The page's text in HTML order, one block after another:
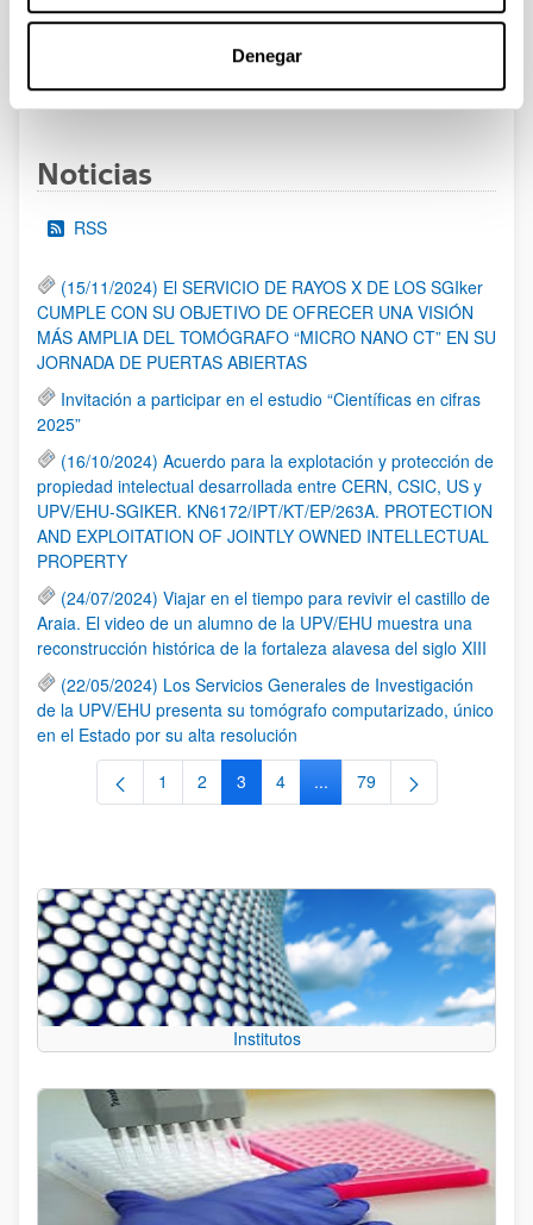
Denegar
al 30/07/2026 (ambos incluídos)
Página
1 Página
2 Página
3 ...Páginas intermedias Use TAB
Página
95
Noticias
RSS
(15/11/2024) El SERVICIO DE RAYOS X DE LOS SGIker
CUMPLE CON SU OBJETIVO DE OFRECER UNA VISIÓN
MÁS AMPLIA DEL TOMÓGRAFO “MICRO NANO CT” EN SU
JORNADA DE PUERTAS ABIERTAS
Invitación a participar en el estudio “Científicas en cifras
2025”
(16/10/2024) Acuerdo para la explotación y protección de
propiedad intelectual desarrollada entre CERN, CSIC, US y
UPV/EHU-SGIKER. KN6172/IPT/KT/EP/263A. PROTECTION
AND EXPLOITATION OF JOINTLY OWNED INTELLECTUAL
PROPERTY
(24/07/2024) Viajar en el tiempo para revivir el castillo de
Araia. El video de un alumno de la UPV/EHU muestra una
reconstrucción histórica de la fortaleza alavesa del siglo XIII
(22/05/2024) Los Servicios Generales de Investigación
de la UPV/EHU presenta su tomógrafo computarizado, único
en el Estado por su alta resolución
Página
1 Página
2 Página
3 Página
4 ...Páginas intermedias Use
Página
79
Institutos